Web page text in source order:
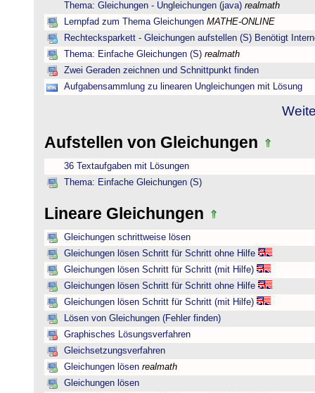
Thema: Gleichungen - Ungleichungen (java) realmath
Lernpfad zum Thema Gleichungen MATHE-ONLINE
Rechtecksparkett - Gleichungen aufstellen (S) Benötigt
Thema: Einfache Gleichungen (S) realmath
Zwei Geraden zeichnen und Schnittpunkt finden
Aufgabensammlung zu linearen Ungleichungen mit Lösung
Aufstellen von Gleichungen
36 Textaufgaben mit Lösungen
Thema: Einfache Gleichungen (S)
Lineare Gleichungen
Gleichungen schrittweise lösen
Gleichungen lösen Schritt für Schritt ohne Hilfe
Gleichungen lösen Schritt für Schritt (mit Hilfe)
Gleichungen lösen Schritt für Schritt ohne Hilfe
Gleichungen lösen Schritt für Schritt (mit Hilfe)
Lösen von Gleichungen (Fehler finden)
Graphisches Lösungsverfahren
Gleichsetzungsverfahren
Gleichungen lösen realmath
Gleichungen lösen